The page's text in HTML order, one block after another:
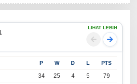
LIHAT LEBIH
P W D L PTS
34 25 4 5
79